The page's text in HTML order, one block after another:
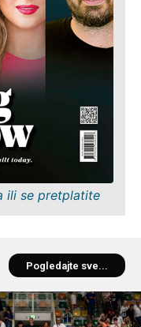
ili se pretplatite
Pogledajte sve...